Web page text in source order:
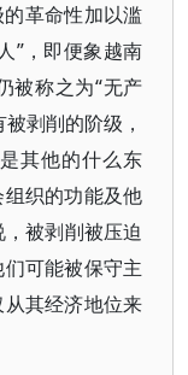
革命性加以滥
”，即便象越南
被称之为“无产
剥削的阶级，
其他的什么东
织的功能及他
被剥削被压迫
可能被保守主
其经济地位来